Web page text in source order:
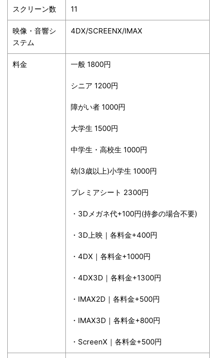
スクリーン数 11
映像・音響シ
ステム
4DX/SCREENX/IMAX
料金 一般 1800円
シニア 1200円
障がい者 1000円
大学生 1500円
中学生・高校生 1000円
幼(3歳以上)小学生 1000円
プレミアシート 2300円
・3Dメガネ代+100円(持参の場合不要)
・3D上映｜各料金+400円
・4DX｜各料金+1000円
・4DX3D｜各料金+1300円
・IMAX2D｜各料金+500円
・IMAX3D｜各料金+800円
・ScreenX｜各料金+500円